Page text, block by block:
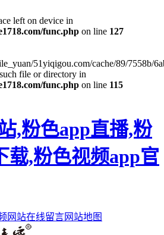
left on device in
func.php on line 127
51yiqigou.com/cache/89/7558b/
file or directory in
func.php on line 115
,粉色app直播,粉
载,粉色视频app官
网站在线留言网站地图